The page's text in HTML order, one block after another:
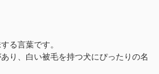
る言葉です。
り、白い被毛を持つ犬にぴったりの名